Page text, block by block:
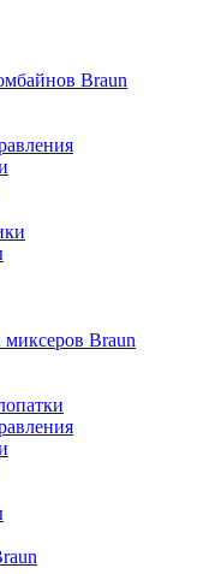
Braun
миксеров Braun